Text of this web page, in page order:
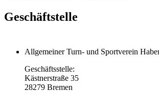
Geschäftstelle
Allgemeiner Turn- und Sportverein
Geschäftsstelle:
Kästnerstraße 35
28279 Bremen